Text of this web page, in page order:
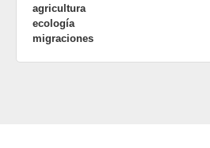
agricultura
ecología
migraciones